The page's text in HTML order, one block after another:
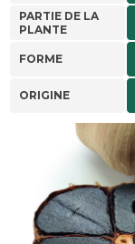
PARTIE DE LA
PLANTE
FORME
ORIGINE